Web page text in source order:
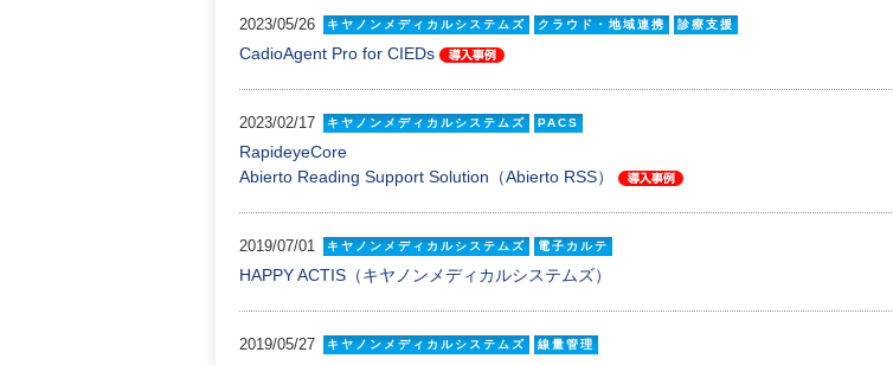
2023/05/26 キヤノンメディカルシステムズ クラウド・地域連携 診療支援
CadioAgent Pro for CIEDs
2023/02/17 キヤノンメディカルシステムズ PACS
RapideyeCore
Abierto Reading Support Solution（Abierto RSS）
2019/07/01 キヤノンメディカルシステムズ 電子カルテ
HAPPY ACTIS（キヤノンメディカルシステムズ）
2019/05/27 キヤノンメディカルシステムズ 線量管理